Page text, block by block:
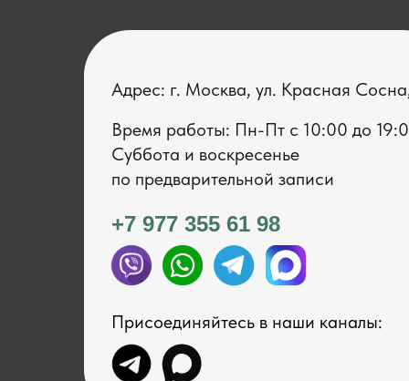
Адрес: г. Москва, ул. Красная
+7 977 355 61 98
Время работы: Пн-Пт с 1 0:00 до
Суббота и воскресенье
по предварительной записи
Присоединяйтесь в наши каналы: